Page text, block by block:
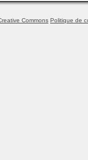
Commons Politique de